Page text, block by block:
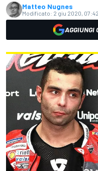
Matteo Nugnes
Modificato: 2 giu 2020, 07:42
AGGIUNGI